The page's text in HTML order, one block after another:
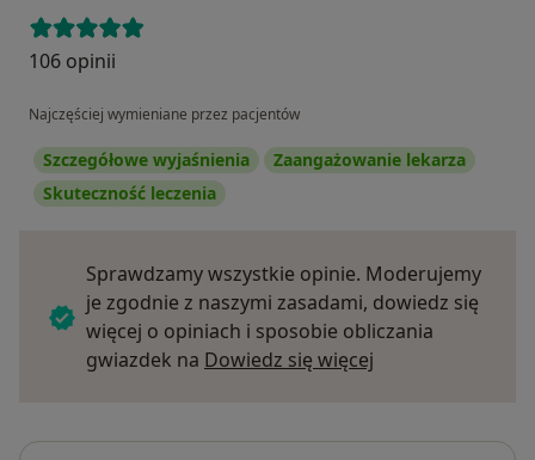
106 opinii
Najczęściej wymieniane przez pacjentów
Szczegółowe wyjaśnienia
Zaangażowanie lekarza
Skuteczność leczenia
Sprawdzamy wszystkie opinie. Moderujemy
je zgodnie z naszymi zasadami, dowiedz się
więcej o opiniach i sposobie obliczania
gwiazdek na Dowiedz się więcej